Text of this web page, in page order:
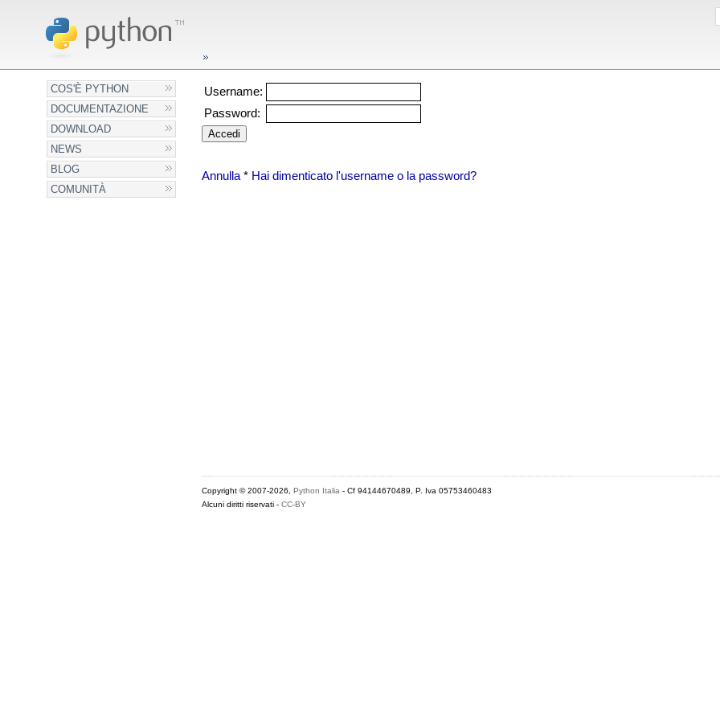
COS'È PYTHON
DOCUMENTAZIONE
DOWNLOAD
NEWS
BLOG
COMUNITÀ
Username:
Password:
Annulla* Hai dimenticato l'username o la password?
Copyright © 2007-2026, Python Italia - Cf 94144670489, P. Iva 05753460483
Alcuni diritti riservati - CC-BY